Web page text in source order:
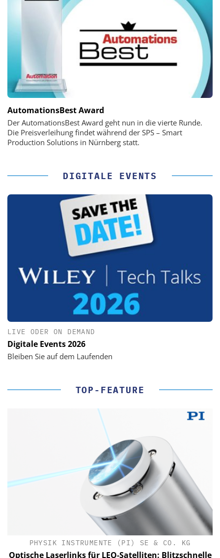
AutomationsBest Award
Der AutomationsBest Award geht nun in die vierte Runde.
Die Preisverleihung findet während der SPS – Smart
Production Solutions in Nürnberg statt.
DIGITALE EVENTS
LIVE ODER ON DEMAND
Digitale Events 2026
Bleiben Sie auf dem Laufenden
TOP-FEATURE
PHYSIK INSTRUMENTE (PI) SE & CO. KG
Optische Laserlinks für LEO-Satelliten: Blitzschnelle